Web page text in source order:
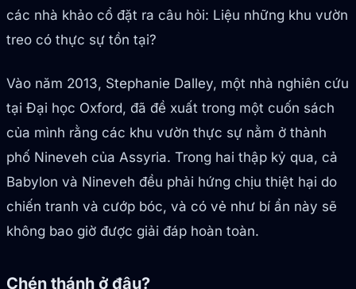
các nhà khảo cổ đặt ra câu hỏi: Liệu những khu vườn
treo có thực sự tồn tại?
Vào năm 2013, Stephanie Dalley, một nhà nghiên cứu
tại Đại học Oxford, đã đề xuất trong một cuốn sách
của mình rằng các khu vườn thực sự nằm ở thành
phố Nineveh của Assyria. Trong hai thập kỷ qua, cả
Babylon và Nineveh đều phải hứng chịu thiệt hại do
chiến tranh và cướp bóc, và có vẻ như bí ẩn này sẽ
không bao giờ được giải đáp hoàn toàn.
Chén thánh ở đâu?